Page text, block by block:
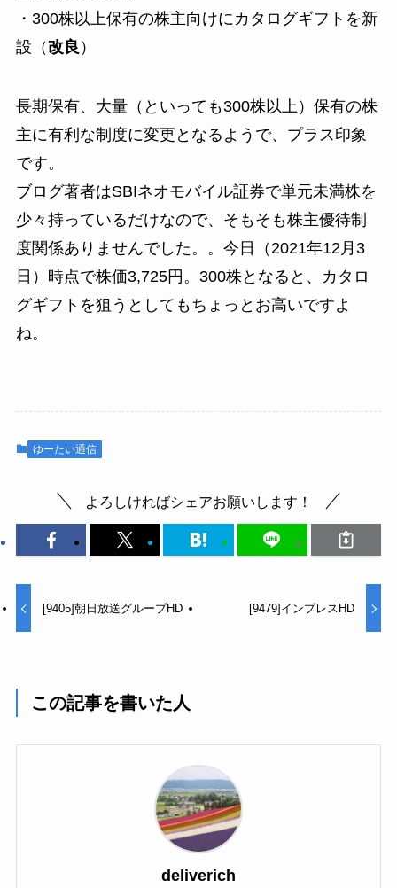
・300株以上保有の株主向けにカタログギフトを新
設（改良 ）
長期保有、大量（といっても300株以上）保有の株
主に有利な制度に変更となるようで、プラス印象
です。
ブログ著者はSBIネオモバイル証券で単元未満株を
少々持っているだけなので、そもそも株主優待制
度関係ありませんでした。。今日（2021年12月3
日）時点で株価3,725円。300株となると、カタロ
グギフトを狙うとしてもちょっとお高いですよ
ね。
ゆーたい通信
よろしければシェアお願いします！
[9405]朝日放送グループHD [9479]インプレスHD
この記事を書いた人
deliverich